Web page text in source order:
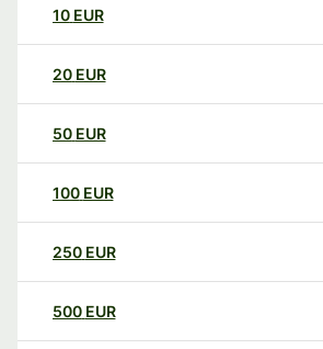
10 EUR
20 EUR
50 EUR
100 EUR
250 EUR
500 EUR